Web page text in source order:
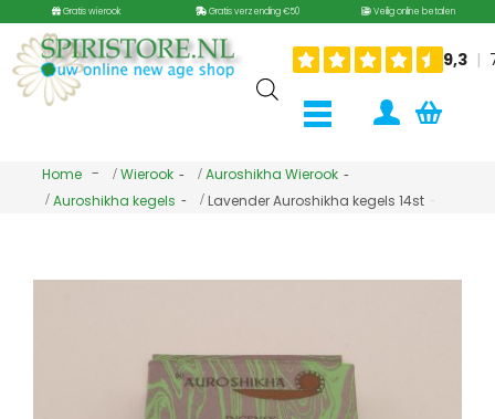
Gratis wierook Gratis verzending €50 Veilig online betalen
Home Wierook
Auroshikha Wierook
Auroshikha kegels
Lavender Auroshikha kegels 14st